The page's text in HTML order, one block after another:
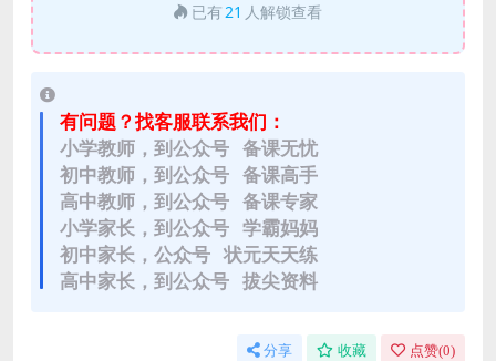
已有21 人解锁查看
有问题？找客服联系我们：
小学教师，到公众号 备课无忧
初中教师，到公众号 备课高手
高中教师，到公众号 备课专家
小学家长，到公众号 学霸妈妈
初中家长，公众号 状元天天练
高中家长，到公众号 拔尖资料
分享 收藏 点赞(0)